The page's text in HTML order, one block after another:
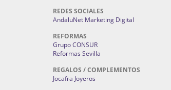
REDES SOCIALES
AndaluNet Marketing Digital
REFORMAS
Grupo CONSUR
Reformas Sevilla
REGALOS / COMPLEMENTOS
Jocafra Joyeros